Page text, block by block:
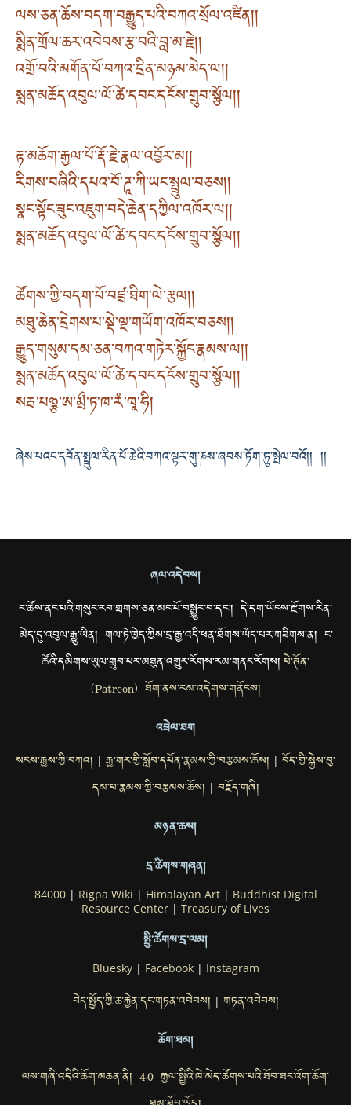
ལས་ཅན་ཆོས་བདག་བརྒྱུད་པའི་བཀའ་སྲོལ་འཛིན། །
སྨིན་གྲོལ་ཆར་འབེབས་རྩ་བའི་བླ་མ་རྗེ། །
འགྲོ་བའི་མགོན་པོ་བཀའ་དྲིན་མཉམ་མེད་ལ། །
སྨན་མཆོད་འབུལ་ལོ་ཚེ་དབང་དངོས་གྲུབ་སྩོལ། །
རྟ་མཆོག་རྒྱལ་པོ་རྡོ་རྗེ་རྣལ་འབྱོར་མ། །
རིགས་བཞིའི་དཔའ་བོ་ཌཱ་ཀི་ཡང་སྤྲུལ་བཅས། །
སྣང་སྟོང་ཟུང་འཇུག་བདེ་ཆེན་དཀྱིལ་འཁོར་ལ། །
སྨན་མཆོད་འབུལ་ལོ་ཚེ་དབང་དངོས་གྲུབ་སྩོལ། །
ཚོགས་ཀྱི་བདག་པོ་བཛྲ་ཐིག་ལེ་རྩལ། །
མཐུ་ཆེན་དྲེགས་པ་སྡེ་ལྔ་གཡོག་འཁོར་བཅས། །
རྒྱུད་གསུམ་དམ་ཅན་བཀའ་གཏེར་སྐྱོང་རྣམས་ལ། །
སྨན་མཆོད་འབུལ་ལོ་ཚེ་དབང་དངོས་གྲུབ་སྩོལ། །
སརྦ་པཉྩ་ཨ་མྲྀ་ཏ་ཁ་རཾ་ཁཱ་ཧི།
ཞེས་པའང་དབོན་སྤྲུལ་རིན་པོ་ཆེའི་བཀའ་ལྟར་གུ་ཎས་ཞབས་ཏོག་ཏུ་སྤེལ་བའོ།། །།
ཞལ་འདེབས།
ང་ཚོས་ནང་པའི་གསུང་རབ་གྲགས་ཅན་མང་པོ་བསྒྱུར་བ་དང་། དེ་དག་ཡོངས་རྫོགས་རིན་
མེད་དུ་འབུལ་རྒྱུ་ཡིན། གལ་ཏེ་ཁྱེད་ཀྱིས་དྲ་རྒྱ་འདི་ཕན་ཐོགས་ཡོད་པར་གཟིགས་ན། ང་
ཚོའི་དམིགས་ཡུལ་གྲུབ་པར་མཐུན་འགྱུར་རོགས་རམ་གནང་རོགས།པེ་ཊོན་
(Patreon) ཐོག་ནས་རམ་འདེགས་གནོངས།
འབྲེལ་ཐག
སངས་རྒྱས་ཀྱི་བཀའ། | རྒྱ་གར་གྱི་སློབ་དཔོན་རྣམས་ཀྱི་བརྩམས་ཆོས། | བོད་གྱི་སྐྱེས་བུ་
དམ་པ་རྣམས་ཀྱི་བརྩམས་ཆོས། | བརྗོད་གཞི།
མཉན་ཆས།
དྲ་ཚིགས་གཞན།
84000| Rigpa Wiki | Himalayan Art| Buddhist Digital
Resource Center | Treasury of Lives
སྤྱི་ཚོགས་དྲ་ལམ།
Bluesky| Facebook| Instagram
བེད་སྤྱོད་ཀྱི་ཆ་རྐྱེན་དང་གཏན་འབེབས། | གཏན་འབེབས།
ཆོག་ཐམ།
ལས་གཞི་འདིའི་ཆོག་མཆན་ནི། 4.0 རྒྱལ་སྤྱིའི་ཁེ་མེད་ཚོགས་པའི་ཐོབ་ཐང་འོག་ཆོག་